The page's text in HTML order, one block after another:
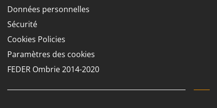
Reber
Ribimex
Ripartrak
Ritter
Données personnelles
Sécurité
Cookies Policies
Paramètres des cookies
FEDER Ombrie 2014-2020